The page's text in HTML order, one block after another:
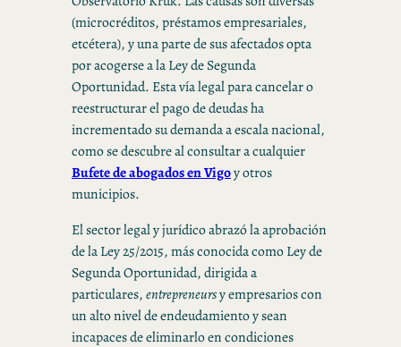
(microcréditos, préstamos empresariales,
etcétera), y una parte de sus afectados opta
por acogerse a la Ley de Segunda
Oportunidad. Esta vía legal para cancelar o
reestructurar el pago de deudas ha
incrementado su demanda a escala nacional,
como se descubre al consultar a cualquier
Bufete de abogados en Vigoy otros
municipios.
El sector legal y jurídico abrazó la aprobación
de la Ley 25/2015, más conocida como Ley de
Segunda Oportunidad, dirigida a
particulares,entrepreneursy empresarios con
un alto nivel de endeudamiento y sean
incapaces de eliminarlo en condiciones